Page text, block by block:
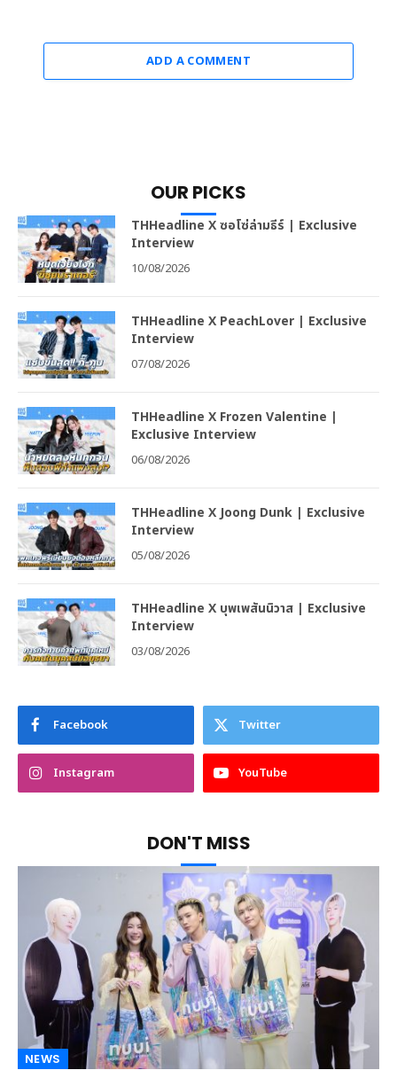
ADD A COMMENT
OUR PICKS
THHeadline X ซอโซ่ล่ามธีร์ | Exclusive
Interview
10/08/2026
THHeadline X PeachLover | Exclusive
Interview
07/08/2026
THHeadline X Frozen Valentine |
Exclusive Interview
06/08/2026
THHeadline X Joong Dunk | Exclusive
Interview
05/08/2026
THHeadline X บุพเพสันนิวาส | Exclusive
Interview
03/08/2026
Facebook Twitter
Instagram YouTube
DON'T MISS
NEWS